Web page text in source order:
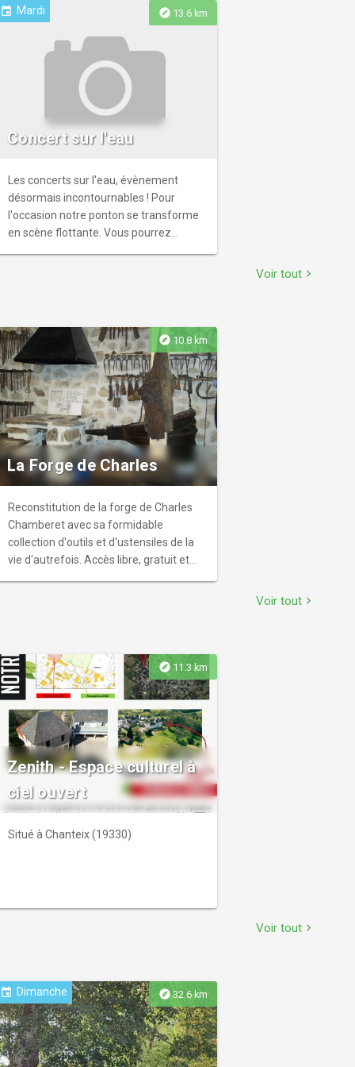
explore 13.6 km
event Mardi
Concert sur l'eau
Les concerts sur l'eau, évènement
désormais incontournables ! Pour
l'occasion notre ponton se transforme
en scène flottante. Vous pourrez
Voir tout chevron_right
explore 10.8 km
La Forge de Charles
Reconstitution de la forge de Charles
Chamberet avec sa formidable
collection d'outils et d'ustensiles de la
vie d'autrefois. Accès libre, gratuit et
tourisme et handicap pour les
handicaps moteur, mental et auditif.
Voir tout chevron_right
explore 11.3 km
Zenith - Espace culturel à
ciel ouvert
Situé à Chanteix (19330)
Voir tout chevron_right
explore32.6 km
event Dimanche